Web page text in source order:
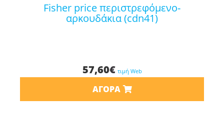
fisher price περιστρεφόμενο-
αρκουδάκια (cdn41)
57,60€ τιμή Web
ΑΓΟΡΆ